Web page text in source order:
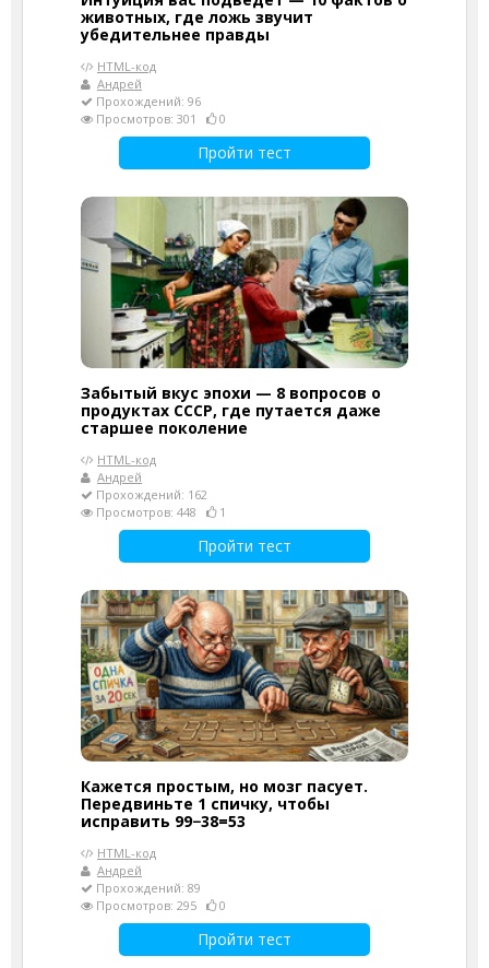
животных, где ложь звучит
убедительнее правды
HTML-код
Андрей
Прохождений: 96
Просмотров: 301
0
Пройти тест
Забытый вкус эпохи — 8 вопросов о
продуктах СССР, где путается даже
старшее поколение
HTML-код
Андрей
Прохождений: 162
Просмотров: 448
1
Пройти тест
Кажется простым, но мозг пасует.
Передвиньте 1 спичку, чтобы
исправить 99−38=53
HTML-код
Андрей
Прохождений: 89
Просмотров: 295
0
Пройти тест